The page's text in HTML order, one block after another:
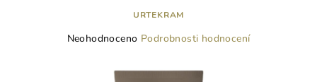
URTEKRAM
Průměrné
Neohodnoceno Podrobnosti hodnocení